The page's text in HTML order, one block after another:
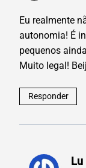
Eu realmente
autonomia! É
pequenos
Muito legal!
Responder
Lu